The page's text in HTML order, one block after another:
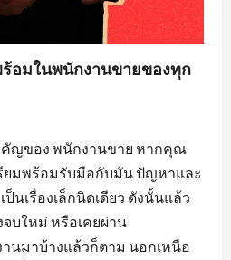
ร้อมในพนักงานขายของทุก
คัญของ พนักงานขาย หากคุณ
ยมพร้อมรับมือกับมัน ปัญหาและ
นเรื่องเล็กนิดเดียว ดังนั้นแล้ว
บใหม่ หรือเคยผ่าน
นมาบ้างแล้วก็ตาม นอกเหนือ